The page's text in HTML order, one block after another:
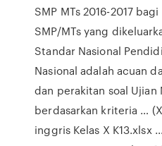
SMP MTs 2016-2017
SMP/MTs yang
Standar Nasional
Nasional adalah acuan
dan perakitan soal Ujian
berdasarkan kriteria …
inggris Kelas X K13.xlsx